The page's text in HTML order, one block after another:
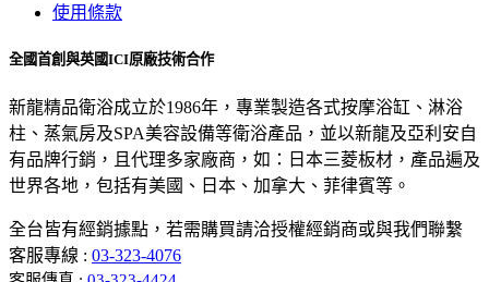
使用條款
全國首創與英國ICI原廠技術合作
新龍精品衛浴成立於1986年，專業製造各式按摩浴缸、淋浴
柱、蒸氣房及SPA美容設備等衛浴產品，並以新龍及亞利安自
有品牌行銷，且代理多家廠商，如：日本三菱板材，產品遍及
世界各地，包括有美國、日本、加拿大、菲律賓等。
全台皆有經銷據點，若需購買請洽授權經銷商或與我們聯繫
客服專線 : 03-323-4076